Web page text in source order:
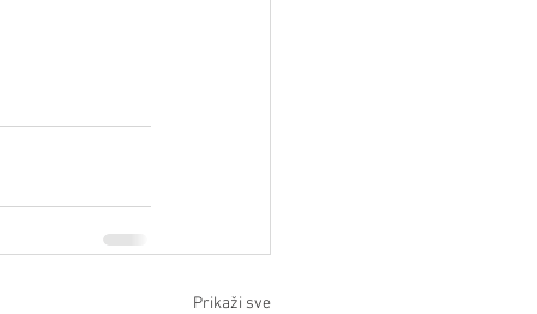
Prikaži sve